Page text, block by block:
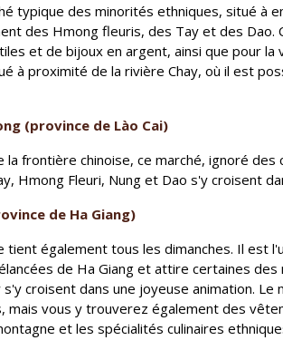
typique des minorités ethniques, situé à
des Hmong fleuris, des Tay et des Dao.
et de bijoux en argent, ainsi que pour la
à proximité de la rivière Chay, où il est
(province de Lào Cai)
la frontière chinoise, ce marché, ignoré
Hmong Fleuri, Nung et Dao s'y croisent
de Ha Giang)
tient également tous les dimanches. Il est
de Ha Giang et attire certaines
s'y croisent dans une joyeuse animation.
mais vous y trouverez également des
et les spécialités culinaires